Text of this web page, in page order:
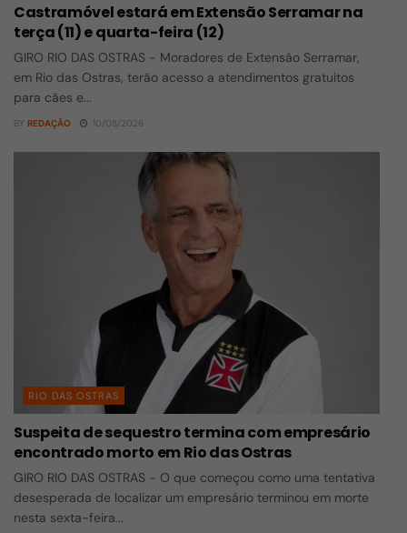
Castramóvel estará em Extensão Serramar na
terça (11) e quarta-feira (12)
GIRO RIO DAS OSTRAS - Moradores de Extensão Serramar,
em Rio das Ostras, terão acesso a atendimentos gratuitos
para cães e...
BY REDAÇÃO 10/08/2026
RIO DAS OSTRAS
Suspeita de sequestro termina com empresário
encontrado morto em Rio das Ostras
GIRO RIO DAS OSTRAS - O que começou como uma tentativa
desesperada de localizar um empresário terminou em morte
nesta sexta-feira...